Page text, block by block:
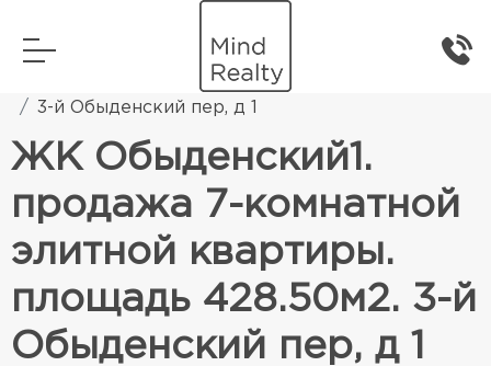
Элитная жилая недвижимость
3-й Обыденский пер, д 1
ЖК Обыденский1.
продажа 7-комнатной
элитной квартиры.
площадь 428.50м2. 3-й
Обыденский пер, д 1